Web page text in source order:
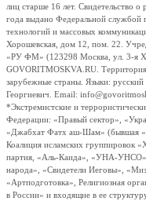
лиц старше 16 лет.
года выдано Федеральной службой
технологий и массовых
Хорошевская, дом 12, пом. 22.
«РУ ФМ» (123298 Москва, ул. 3-я
GOVORITMOSKVA.RU.
зарубежные страны. Языки:
Георгиевич. Email:
*Экстремистские и
Федерации: «Правый сектор»,
«Джабхат Фатх аш-Шам» (бывшая
Коалиция исламских группировок
партия, «Аль-Каида», «УНА-УНСО»,
народа», «Свидетели Иеговы»,
«Артподготовка», Религиозная
в России» и входящие в ее